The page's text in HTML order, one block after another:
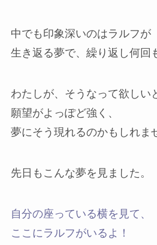
中でも印象深いのはラルフが
生き返る夢で、繰り返し何回
わたしが、そうなって欲しい
願望がよっぽど強く、
夢にそう現れるのかもしれま
先日もこんな夢を見ました。
自分の座っている横を見て、
ここにラルフがいるよ！